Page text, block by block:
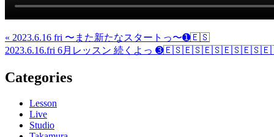
« 2023.6.16 fri 〜また新たなスタートっ〜➊🇪🇸
2023.6.16.fri 6月レッスン 続くよっ
Categories
Lesson
Live
Studio